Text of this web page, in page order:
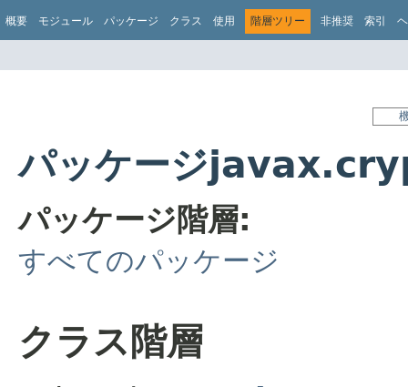
概要 モジュール パッケージ クラス 使用 階層ツリー 非推奨 索引
パッケージ
パッケージ階層:
すべてのパッケージ
クラス階層